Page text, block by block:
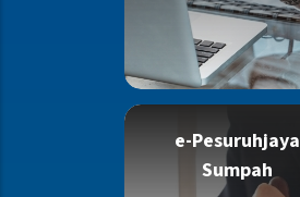
e-Pesuruhjaya
Sumpah